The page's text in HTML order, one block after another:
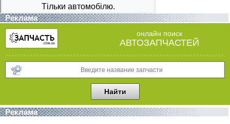
Реклама
онлайн поиск
АВТОЗАПЧАСТЕЙ
Реклама